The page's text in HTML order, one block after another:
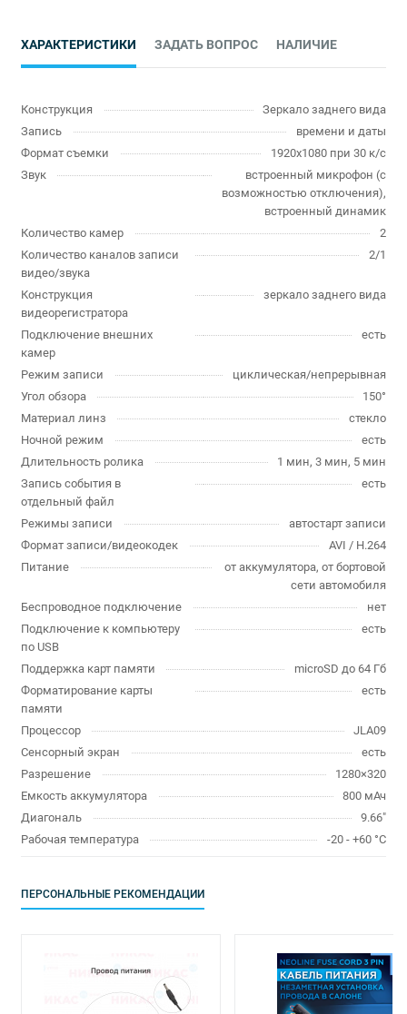
ХАРАКТЕРИСТИКИ ЗАДАТЬ ВОПРОС НАЛИЧИЕ
Конструкция
Зеркало заднего вида
Запись
времени и даты
Формат съемки
1920x1080 при 30 к/с
Звук
встроенный микрофон (с
возможностью отключения),
встроенный динамик
Количество камер
2
Количество каналов записи
видео/звука
2/1
Конструкция
видеорегистратора
зеркало заднего вида
Подключение внешних
камер
есть
Режим записи
циклическая/непрерывная
Угол обзора
150°
Материал линз
стекло
Ночной режим
есть
Длительность ролика
1 мин, 3 мин, 5 мин
Запись события в
отдельный файл
есть
Режимы записи
автостарт записи
Формат записи/видеокодек
AVI / H.264
Питание
от аккумулятора, от бортовой
сети автомобиля
Беспроводное подключение
нет
Подключение к компьютеру
по USB
есть
Поддержка карт памяти
microSD до 64 Гб
Форматирование карты
памяти
есть
Процессор
JLA09
Сенсорный экран
есть
Разрешение
1280×320
Емкость аккумулятора
800 мАч
Диагональ
9.66"
Рабочая температура
-20 - +60 °C
ПЕРСОНАЛЬНЫЕ РЕКОМЕНДАЦИИ